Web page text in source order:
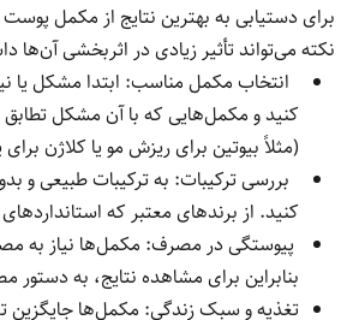
برای دستیابی به بهترین نتایج از مکمل
نکته می‌تواند تأثیر زیادی در اثربخشی آن‌ها
انتخاب مکمل مناسب: ابتدا مشکل یا
کنید و مکمل‌هایی که با آن مشکل تطابق
(مثلاً بیوتین برای ریزش مو یا کلاژن
بررسی ترکیبات: به ترکیبات طبیعی و
کنید. از برندهای معتبر که استانداردهای
پیوستگی در مصرف: مکمل‌ها نیاز به
بنابراین برای مشاهده نتایج، به
تغذیه و سبک زندگی: مکمل‌ها جایگزین